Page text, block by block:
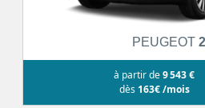
PEUGEOT
à partir de9 543 €
dès 163€ /mois